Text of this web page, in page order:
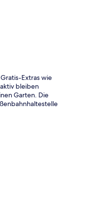
Extras wie
bleiben
Garten. Die